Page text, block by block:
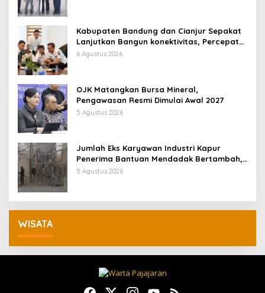
Kabupaten Bandung dan Cianjur Sepakat
Lanjutkan Bangun konektivitas, Percepat
Pertumbuhan Ekonomi Daerah
6 Agustus 2026
OJK Matangkan Bursa Mineral,
Pengawasan Resmi Dimulai Awal 2027
5 Agustus 2026
Jumlah Eks Karyawan Industri Kapur
Penerima Bantuan Mendadak Bertambah,
KDM: Kita Identifikasi
5 Agustus 2026
WISATA